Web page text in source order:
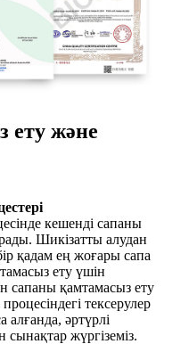
ету және
кешенді сапаны
Шикізатты алудан
қадам ең жоғары сапа
ету үшін
сапаны қамтамасыз ету
тексерулер
әртүрлі
сынақтар жүргіземіз.